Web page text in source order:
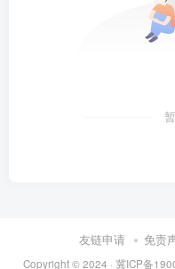
友链申请 免责
Copyright © 2024 · 冀ICP备